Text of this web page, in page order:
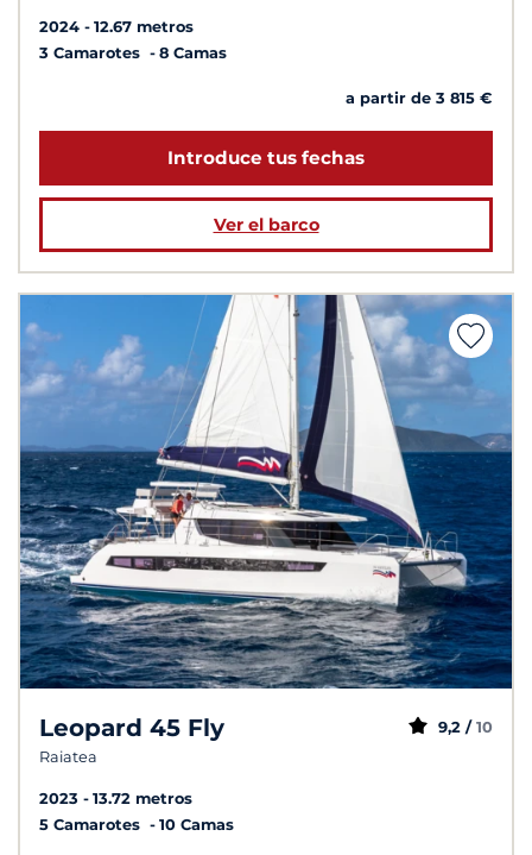
2024
12.67 metros
3 Camarotes
8 Camas
a partir de 3 815 €
Introduce tus fechas
Ver el barco
Leopard 45 Fly
Raiatea
9,2 / 10
2023
13.72 metros
5 Camarotes
10 Camas